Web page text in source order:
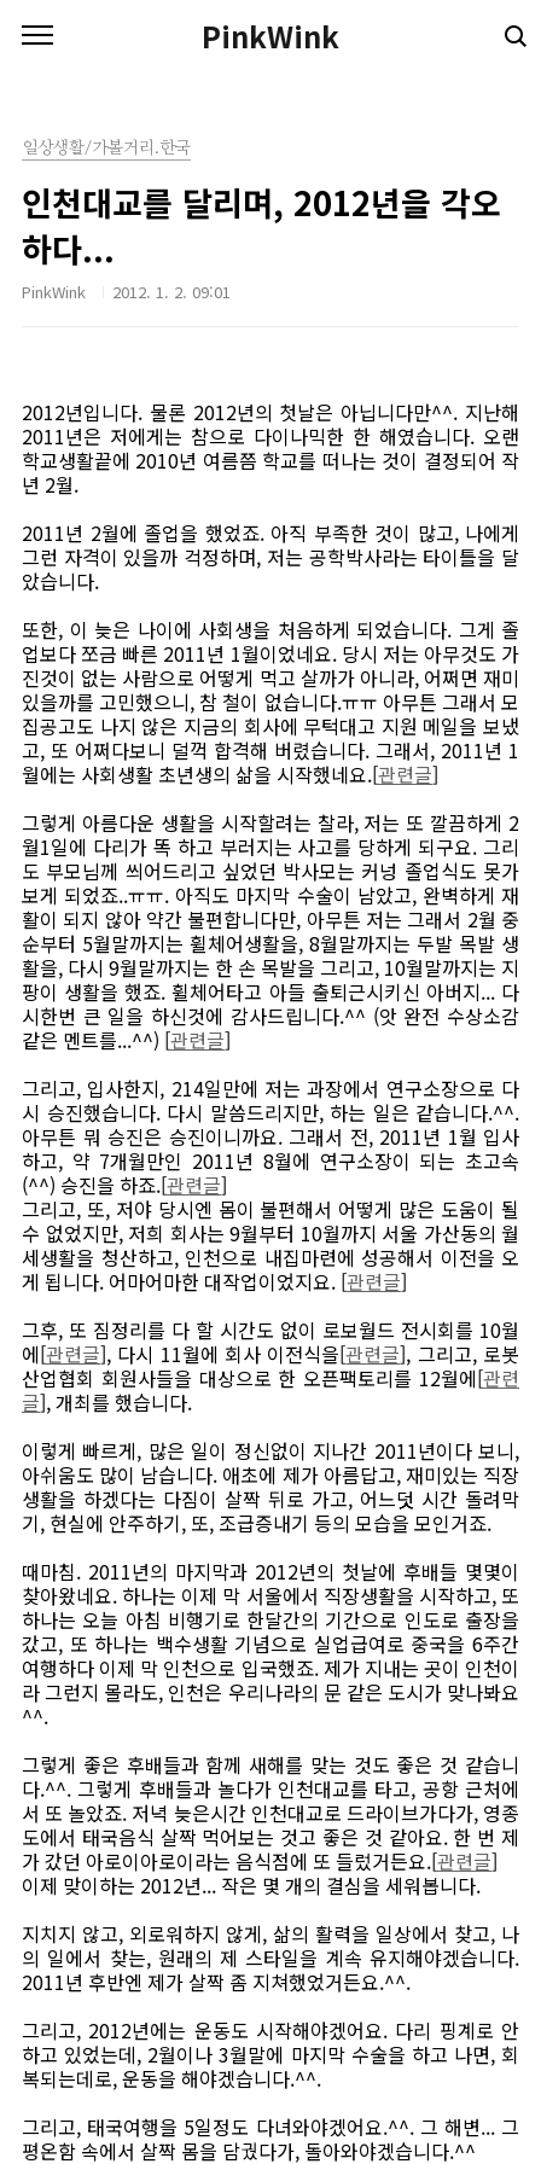
PinkWink
일상생활/가볼거리.한국
인천대교를 달리며, 2012년을 각오
하다...
PinkWink 2012. 1. 2. 09:01
2012년입니다. 물론 2012년의 첫날은 아닙니다만^^. 지난해
2011년은 저에게는 참으로 다이나믹한 한 해였습니다. 오랜
학교생활끝에 2010년 여름쯤 학교를 떠나는 것이 결정되어 작
년 2월.
2011년 2월에 졸업을 했었죠. 아직 부족한 것이 많고, 나에게
그런 자격이 있을까 걱정하며, 저는 공학박사라는 타이틀을 달
았습니다.
또한, 이 늦은 나이에 사회생을 처음하게 되었습니다. 그게 졸
업보다 쪼금 빠른 2011년 1월이었네요. 당시 저는 아무것도 가
진것이 없는 사람으로 어떻게 먹고 살까가 아니라, 어쩌면 재미
있을까를 고민했으니, 참 철이 없습니다.ㅠㅠ 아무튼 그래서 모
집공고도 나지 않은 지금의 회사에 무턱대고 지원 메일을 보냈
고, 또 어쩌다보니 덜꺽 합격해 버렸습니다. 그래서, 2011년 1
월에는 사회생활 초년생의 삶을 시작했네요.[관련글]
그렇게 아름다운 생활을 시작할려는 찰라, 저는 또 깔끔하게 2
월1일에 다리가 똑 하고 부러지는 사고를 당하게 되구요. 그리
도 부모님께 씌어드리고 싶었던 박사모는 커넝 졸업식도 못가
보게 되었죠..ㅠㅠ. 아직도 마지막 수술이 남았고, 완벽하게 재
활이 되지 않아 약간 불편합니다만, 아무튼 저는 그래서 2월 중
순부터 5월말까지는 휠체어생활을, 8월말까지는 두발 목발 생
활을, 다시 9월말까지는 한 손 목발을 그리고, 10월말까지는 지
팡이 생활을 했죠. 휠체어타고 아들 출퇴근시키신 아버지... 다
시한번 큰 일을 하신것에 감사드립니다.^^ (앗 완전 수상소감
같은 멘트를...^^) [관련글]
그리고, 입사한지, 214일만에 저는 과장에서 연구소장으로 다
시 승진했습니다. 다시 말씀드리지만, 하는 일은 같습니다.^^.
아무튼 뭐 승진은 승진이니까요. 그래서 전, 2011년 1월 입사
하고, 약 7개월만인 2011년 8월에 연구소장이 되는 초고속
(^^) 승진을 하죠.[관련글]
그리고, 또, 저야 당시엔 몸이 불편해서 어떻게 많은 도움이 될
수 없었지만, 저희 회사는 9월부터 10월까지 서울 가산동의 월
세생활을 청산하고, 인천으로 내집마련에 성공해서 이전을 오
게 됩니다. 어마어마한 대작업이었지요. [관련글]
그후, 또 짐정리를 다 할 시간도 없이 로보월드 전시회를 10월
에[관련글], 다시 11월에 회사 이전식을[관련글], 그리고, 로봇
산업협회 회원사들을 대상으로 한 오픈팩토리를 12월에[관련
글], 개최를 했습니다.
이렇게 빠르게, 많은 일이 정신없이 지나간 2011년이다 보니,
아쉬움도 많이 남습니다. 애초에 제가 아름답고, 재미있는 직장
생활을 하겠다는 다짐이 살짝 뒤로 가고, 어느덧 시간 돌려막
기, 현실에 안주하기, 또, 조급증내기 등의 모습을 모인거죠.
때마침. 2011년의 마지막과 2012년의 첫날에 후배들 몇몇이
찾아왔네요. 하나는 이제 막 서울에서 직장생활을 시작하고, 또
하나는 오늘 아침 비행기로 한달간의 기간으로 인도로 출장을
갔고, 또 하나는 백수생활 기념으로 실업급여로 중국을 6주간
여행하다 이제 막 인천으로 입국했죠. 제가 지내는 곳이 인천이
라 그런지 몰라도, 인천은 우리나라의 문 같은 도시가 맞나봐요
^^.
그렇게 좋은 후배들과 함께 새해를 맞는 것도 좋은 것 같습니
다.^^. 그렇게 후배들과 놀다가 인천대교를 타고, 공항 근처에
서 또 놀았죠. 저녁 늦은시간 인천대교로 드라이브가다가, 영종
도에서 태국음식 살짝 먹어보는 것고 좋은 것 같아요. 한 번 제
가 갔던 아로이아로이라는 음식점에 또 들렀거든요.[관련글]
이제 맞이하는 2012년... 작은 몇 개의 결심을 세워봅니다.
지치지 않고, 외로워하지 않게, 삶의 활력을 일상에서 찾고, 나
의 일에서 찾는, 원래의 제 스타일을 계속 유지해야겠습니다.
2011년 후반엔 제가 살짝 좀 지쳐했었거든요.^^.
그리고, 2012년에는 운동도 시작해야겠어요. 다리 핑계로 안
하고 있었는데, 2월이나 3월말에 마지막 수술을 하고 나면, 회
복되는데로, 운동을 해야겠습니다.^^.
그리고, 태국여행을 5일정도 다녀와야겠어요.^^. 그 해변... 그
평온함 속에서 살짝 몸을 담궜다가, 돌아와야겠습니다.^^